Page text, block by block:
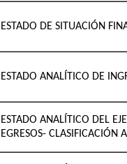
ESTADO DE SITUACIÓN
ESTADO ANALÍTICO DE
ESTADO ANALÍTICO DEL
EGRESOS- CLASIFICACIÓN